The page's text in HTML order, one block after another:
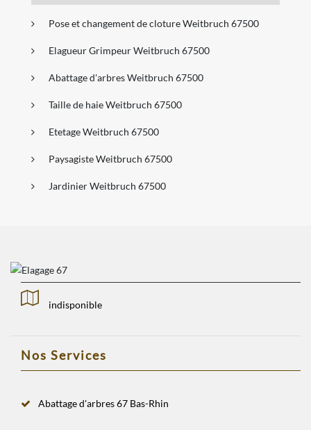
Pose et changement de cloture Weitbruch 67500
Elagueur Grimpeur Weitbruch 67500
Abattage d'arbres Weitbruch 67500
Taille de haie Weitbruch 67500
Etetage Weitbruch 67500
Paysagiste Weitbruch 67500
Jardinier Weitbruch 67500
indisponible
Nos Services
Abattage d'arbres 67 Bas-Rhin